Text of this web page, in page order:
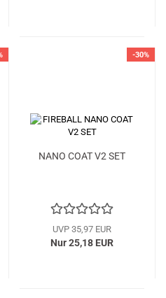
-30%
NANO COAT V2 SET
UVP 35,97 EUR
Nur 25,18 EUR